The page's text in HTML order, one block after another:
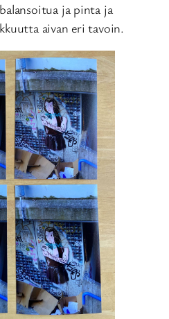
ja pinta ja
aivan eri tavoin.